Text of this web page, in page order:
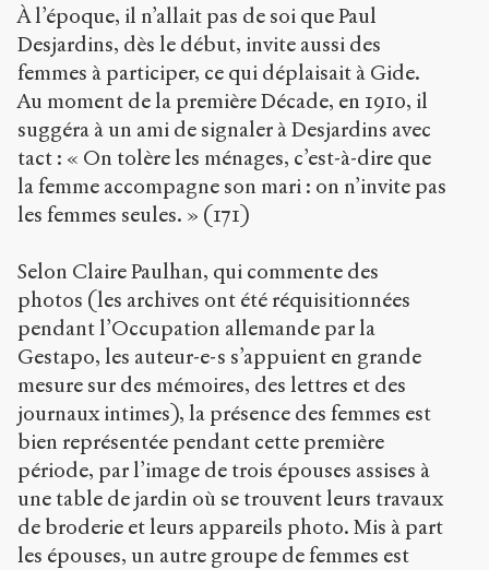
À l’époque, il n’allait pas de soi que Paul
Desjardins, dès le début, invite aussi des
femmes à participer, ce qui déplaisait à Gide.
Au moment de la première Décade, en 1910, il
suggéra à un ami de signaler à Desjardins avec
tact : « On tolère les ménages, c’est-à-dire que
la femme accompagne son mari : on n’invite pas
les femmes seules. » (171)
Selon Claire Paulhan, qui commente des
photos (les archives ont été réquisitionnées
pendant l’Occupation allemande par la
Gestapo, les auteur-e-s s’appuient en grande
mesure sur des mémoires, des lettres et des
journaux intimes), la présence des femmes est
bien représentée pendant cette première
période, par l’image de trois épouses assises à
une table de jardin où se trouvent leurs travaux
de broderie et leurs appareils photo. Mis à part
les épouses, un autre groupe de femmes est